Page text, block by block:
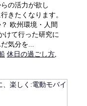
の活力が欲し
きたくなります。
欧州環境・人間
けて行った研究に
気分を...
休日の過ごし方,